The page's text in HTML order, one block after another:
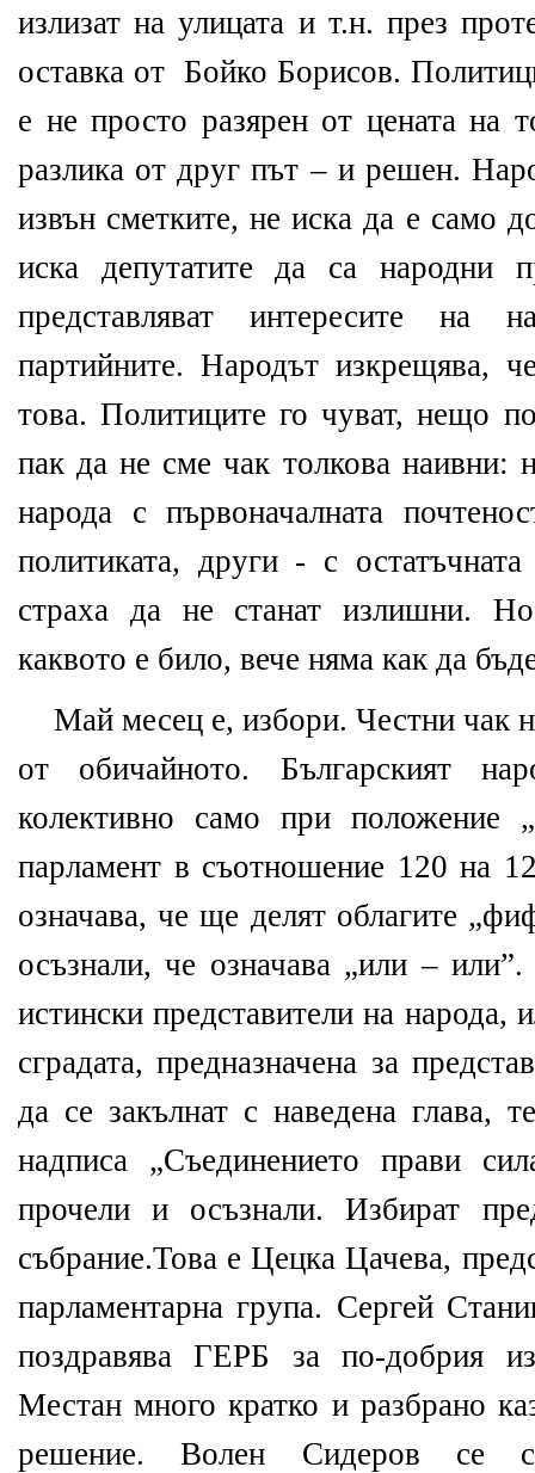
излизат на улицата и т.н. през
оставка от Бойко Борисов.
е не просто разярен от цената на
разлика от друг път – и решен.
извън сметките, не иска да е само
иска депутатите да са народни
представляват интересите на
партийните. Народът изкрещява,
това. Политиците го чуват, нещо
пак да не сме чак толкова наивни:
народа с първоначалната
политиката, други - с
страха да не станат излишни.
каквото е било, вече няма как да
Май месец е, избори. Честни чак
от обичайното. Българският
колективно само при положение
парламент в съотношение 120 на
означава, че ще делят облагите
осъзнали, че означава „или –
истински представители на народа,
сградата, предназначена за
да се закълнат с наведена глава,
надписа „Съединението прави
прочели и осъзнали. Избират
събрание.Това е Цецка Цачева,
парламентарна група. Сергей
поздравява ГЕРБ за по-добрия
Местан много кратко и разбрано
решение. Волен Сидеров се